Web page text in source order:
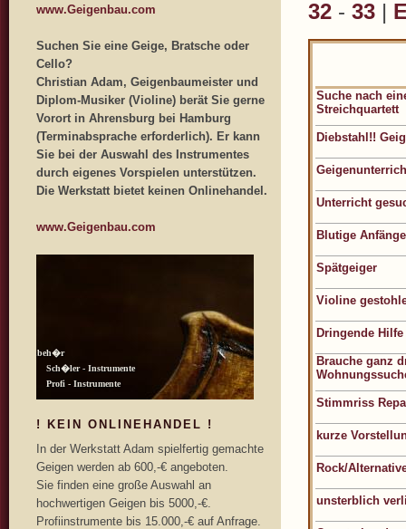
32 - 33 |
Suche nach
Streichquartett
Diebstahl!!
Unterricht
Blutige
Spätgeiger
Violine
Dringende
Brauche ganz
Stimmriss
kurze
Rock/
unsterblich
www.Geigenbau.com
Suchen Sie eine Geige, Bratsche oder
Cello?
Christian Adam, Geigenbaumeister und
Diplom-Musiker (Violine) berät Sie gerne
Vorort in Ahrensburg bei Hamburg
(Terminabsprache erforderlich). Er kann
Sie bei der Auswahl des Instrumentes
durch eigenes Vorspielen unterstützen.
Die Werkstatt bietet keinen Onlinehandel.
www.Geigenbau.com
! KEIN ONLINEHANDEL !
In der Werkstatt Adam spielfertig gemachte
Geigen werden ab 600,-€ angeboten.
Sie finden eine große Auswahl an
hochwertigen Geigen bis 5000,-€.
Profiinstrumente bis 15.000,-€ auf Anfrage.